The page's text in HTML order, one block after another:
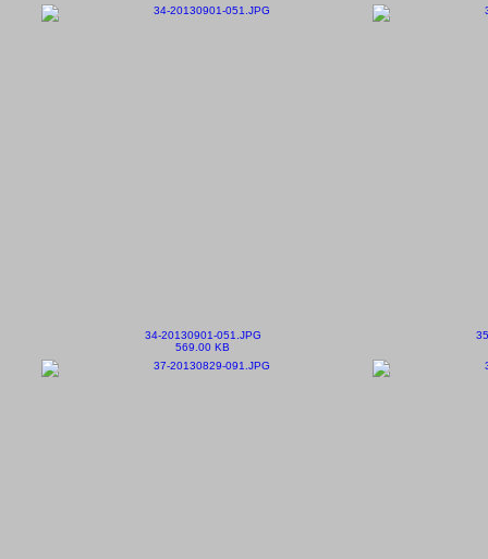
34-20130901-051.JPG
569.00 KB